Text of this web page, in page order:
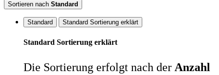
Sortieren nach Standard
Standard Standard Sortierung erklärt
Standard Sortierung erklärt
Die Sortierung erfolgt nach der Anzahl